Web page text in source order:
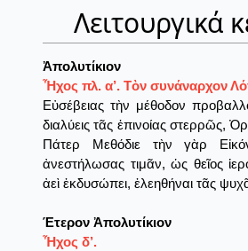
Λειτουργικά
Ἀπολυτίκιον
Ἦχος πλ. α’. Τὸν συνάναρχον
Εὐσέβειας τὴν μέθοδον
διαλύεις τᾶς ἐπινοίας στερρῶς,
Πάτερ Μεθόδιε τὴν γὰρ
ἀνεστήλωσας τιμᾶν, ὡς θεῖος
ἀεὶ ἐκδυσώπει, ἐλεηθήναι τᾶς
Έτερον Ἀπολυτίκιον
Ἦχος δ’.